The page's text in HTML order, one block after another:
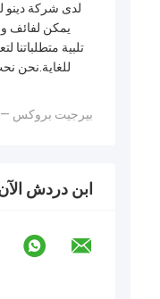
لدى شركة دينو
يمكن لفائف
تلبية متطلباتنا
للغاية.نحن
—— بيرجيت بروكس
ابن دردش